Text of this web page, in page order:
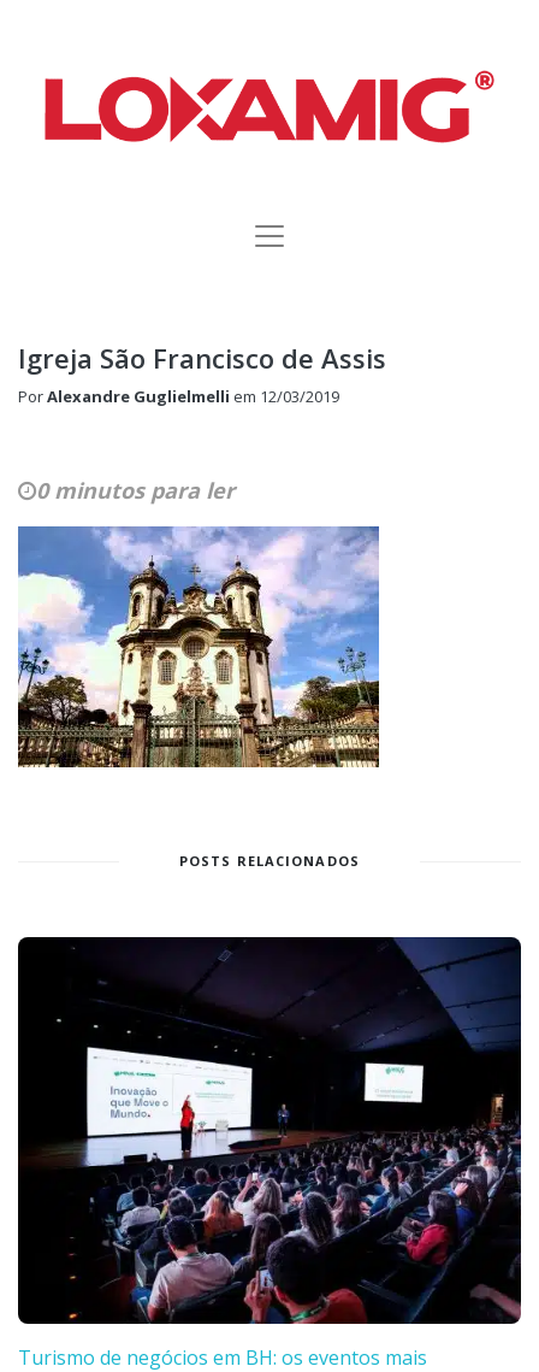
Igreja São Francisco de Assis
PorAlexandre Guglielmelli em 12/03/2019
0 minutos para ler
POSTS RELACIONADOS
Turismo de negócios em BH: os eventos mais